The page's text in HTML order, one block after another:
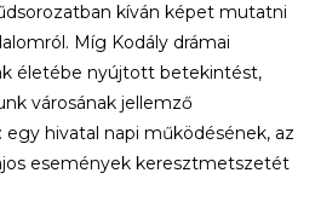
kíván képet mutatni
Míg Kodály drámai
életébe nyújtott betekintést,
városának jellemző
hivatal napi működésének, az
események keresztmetszetét